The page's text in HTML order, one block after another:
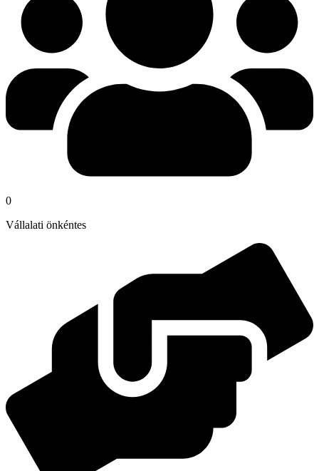
0
Vállalati önkéntes